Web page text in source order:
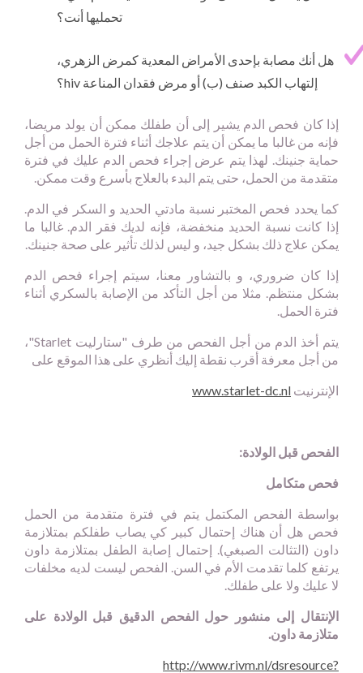
تحمليها أنت؟
هل أنك مصابة بإحدى الأمراض المعدية كمرض الزهري،
إلتهاب الكبد صنف (ب) أو مرض فقدان المناعة hiv؟
إذا كان فحص الدم يشير إلى أن طفلك ممكن أن يولد مريضا،
فإنه من غالبا ما يمكن أن يتم علاجك أثناء فترة الحمل من أجل
حماية جنينك. لهذا يتم عرض إجراء فحص الدم عليك في فترة
متقدمة من الحمل، حتى يتم البدء بالعلاج بأسرع وقت ممكن.
كما يحدد فحص المختبر نسبة مادتي الحديد و السكر في الدم.
إذا كانت نسبة الحديد منخفضة، فإنه لديك فقر الدم. غالبا ما
يمكن علاج ذلك بشكل جيد، و ليس لذلك تأثير على صحة جنينك.
إذا كان ضروري، و بالتشاور معنا، سيتم إجراء فحص الدم
بشكل منتظم. مثلا من أجل التأكد من الإصابة بالسكري أثناء
فترة الحمل.
يتم أخذ الدم من أجل الفحص من طرف "ستارليت Starlet"،
من أجل معرفة أقرب نقطة إليك أنظري على هذا الموقع على
الإنترنيت www.starlet-dc.nl
الفحص قبل الولادة:
فحص متكامل
بواسطة الفحص المكتمل يتم في فترة متقدمة من الحمل
فحص هل أن هناك إحتمال كبير كي يصاب طفلكم بمتلازمة
داون (التثالت الصبغي). إحتمال إصابة الطفل بمتلازمة داون
يرتفع كلما تقدمت الأم في السن. الفحص ليست لديه مخلفات
لا عليك ولا على طفلك.
الإنتقال إلى منشور حول الفحص الدقيق قبل الولادة على
متلازمة داون.
http://www.rivm.nl/dsresource?